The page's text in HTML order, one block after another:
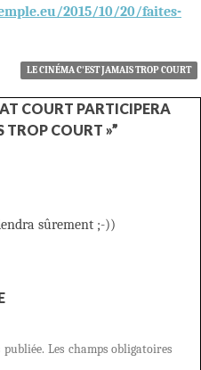
2015/10/20/faites-
LE CINÉMA C'EST JAMAIS TROP COURT
COURT PARTICIPERA
TROP COURT »”
sûrement ;-))
publiée. Les champs obligatoires